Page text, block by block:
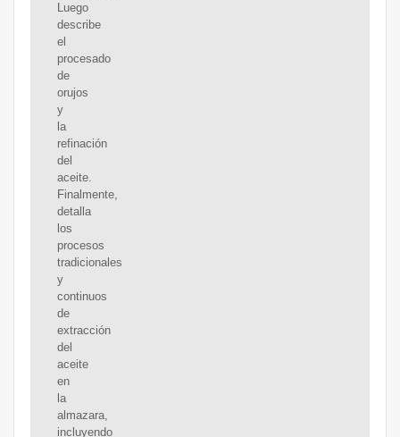
Luego
describe
el
procesado
de
orujos
y
la
refinación
del
aceite.
Finalmente,
detalla
los
procesos
tradicionales
y
continuos
de
extracción
del
aceite
en
la
almazara,
incluyendo